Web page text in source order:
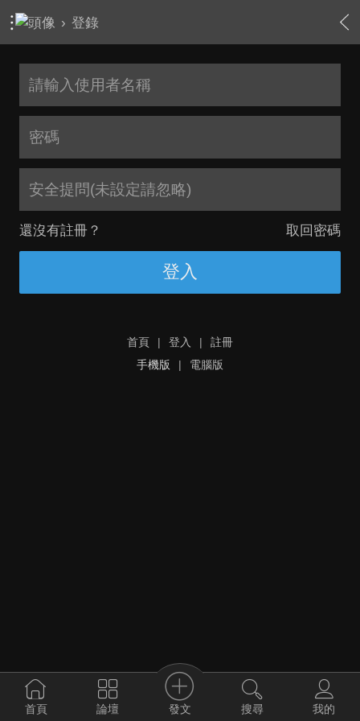
› 登錄
安全提問(未設定請忽略)
還沒有註冊？ 取回密碼
登入
首頁 | 登入 |
註冊
手機版
| 電腦版
首頁 論壇 發文 搜尋 我的